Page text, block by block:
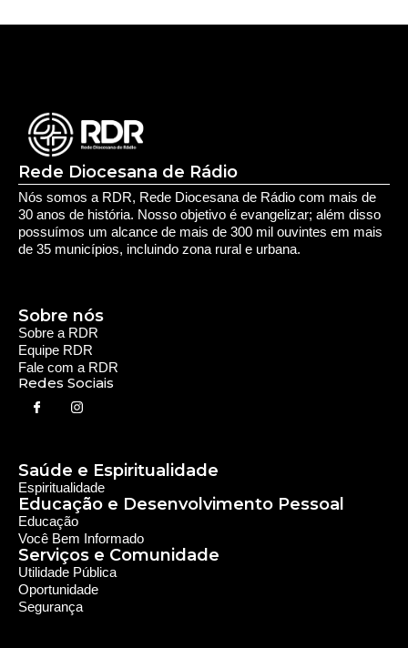
Rede Diocesana de Rádio
Nós somos a RDR, Rede Diocesana de Rádio com mais de
30 anos de história. Nosso objetivo é evangelizar; além disso
possuímos um alcance de mais de 300 mil ouvintes em mais
de 35 municípios, incluindo zona rural e urbana.
Sobre a RDR
Equipe RDR
Fale com a RDR
Redes Sociais
Sobre nós
Saúde e Espiritualidade
Espiritualidade
Educação e Desenvolvimento Pessoal
Educação
Você Bem Informado
Serviços e Comunidade
Utilidade Pública
Oportunidade
Segurança